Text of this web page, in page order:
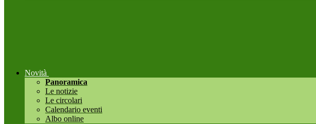
Novità
Panoramica
Le notizie
Le circolari
Calendario eventi
Albo online